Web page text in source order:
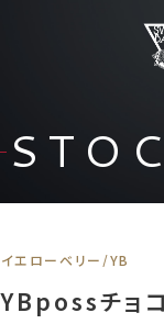
イエローベリー/YB
YBpossチョ